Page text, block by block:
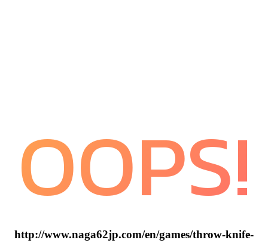
OOPS!
http://www.naga62jp.com/en/games/throw-knife-